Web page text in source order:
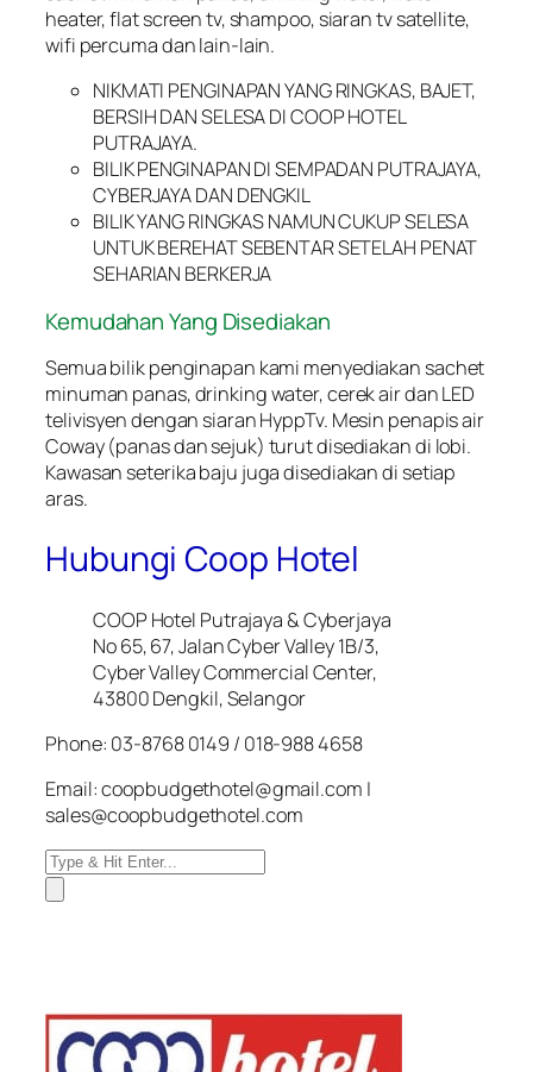
heater, flat screen tv, shampoo, siaran tv satellite,
wifi percuma dan lain-lain.
NIKMATI PENGINAPAN YANG RINGKAS, BAJET,
BERSIH DAN SELESA DI COOP HOTEL
PUTRAJAYA.
BILIK PENGINAPAN DI SEMPADAN PUTRAJAYA,
CYBERJAYA DAN DENGKIL
BILIK YANG RINGKAS NAMUN CUKUP SELESA
UNTUK BEREHAT SEBENTAR SETELAH PENAT
SEHARIAN BERKERJA
Kemudahan Yang Disediakan
Semua bilik penginapan kami menyediakan sachet
minuman panas, drinking water, cerek air dan LED
telivisyen dengan siaran HyppTv. Mesin penapis air
Coway (panas dan sejuk) turut disediakan di lobi.
Kawasan seterika baju juga disediakan di setiap
aras.
Hubungi Coop Hotel
COOP Hotel Putrajaya & Cyberjaya
No 65, 67, Jalan Cyber Valley 1B/3,
Cyber Valley Commercial Center,
43800 Dengkil, Selangor
Phone: 03-8768 0149 / 018-988 4658
Email: coopbudgethotel@gmail.com |
sales@coopbudgethotel.com